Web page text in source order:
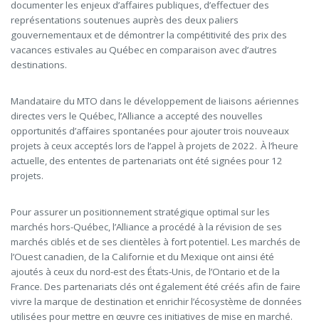
documenter les enjeux d’affaires publiques, d’effectuer des
représentations soutenues auprès des deux paliers
gouvernementaux et de démontrer la compétitivité des prix des
vacances estivales au Québec en comparaison avec d’autres
destinations.
Mandataire du MTO dans le développement de liaisons aériennes
directes vers le Québec, l’Alliance a accepté des nouvelles
opportunités d’affaires spontanées pour ajouter trois nouveaux
projets à ceux acceptés lors de l’appel à projets de 2022. À l’heure
actuelle, des ententes de partenariats ont été signées pour 12
projets.
Pour assurer un positionnement stratégique optimal sur les
marchés hors-Québec, l’Alliance a procédé à la révision de ses
marchés ciblés et de ses clientèles à fort potentiel. Les marchés de
l’Ouest canadien, de la Californie et du Mexique ont ainsi été
ajoutés à ceux du nord-est des États-Unis, de l’Ontario et de la
France. Des partenariats clés ont également été créés afin de faire
vivre la marque de destination et enrichir l’écosystème de données
utilisées pour mettre en œuvre ces initiatives de mise en marché.